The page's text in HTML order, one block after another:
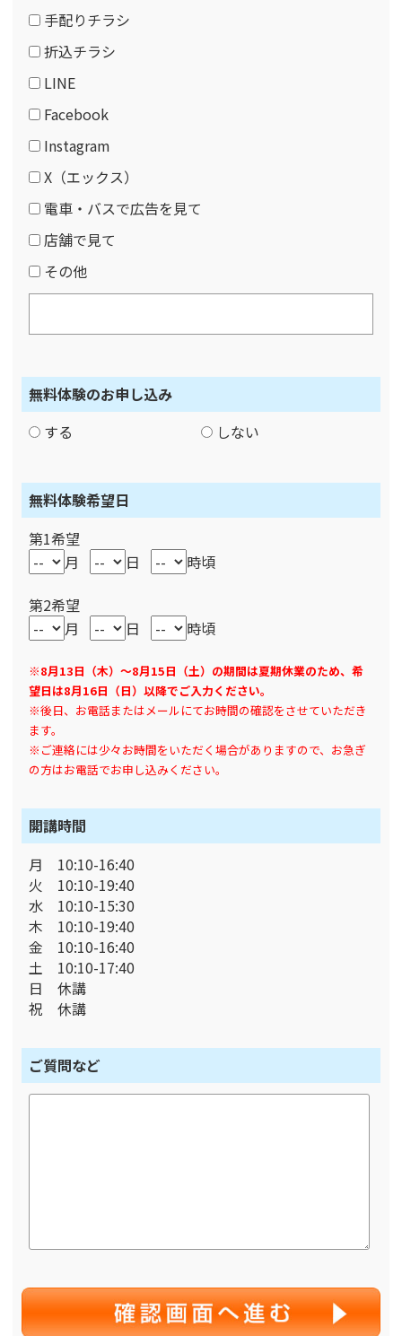
手配りチラシ
折込チラシ
LINE
Facebook
Instagram
X（エックス）
電車・バスで広告を見て
店舗で見て
その他
無料体験のお申し込み
する
しない
無料体験希望日
第1希望
月
日
時頃
第2希望
月
日 時頃
※8月13日（木）～8月15日（土）の期間は夏期休業のため、希
望日は8月16日（日）以降でご入力ください。
※後日、お電話またはメールにてお時間の確認をさせていただき
ます。
※ご連絡には少々お時間をいただく場合がありますので、お急ぎ
の方はお電話でお申し込みください。
開講時間
月 10:10-16:40
火 10:10-19:40
水 10:10-15:30
木 10:10-19:40
金 10:10-16:40
土 10:10-17:40
日 休講
祝 休講
ご質問など